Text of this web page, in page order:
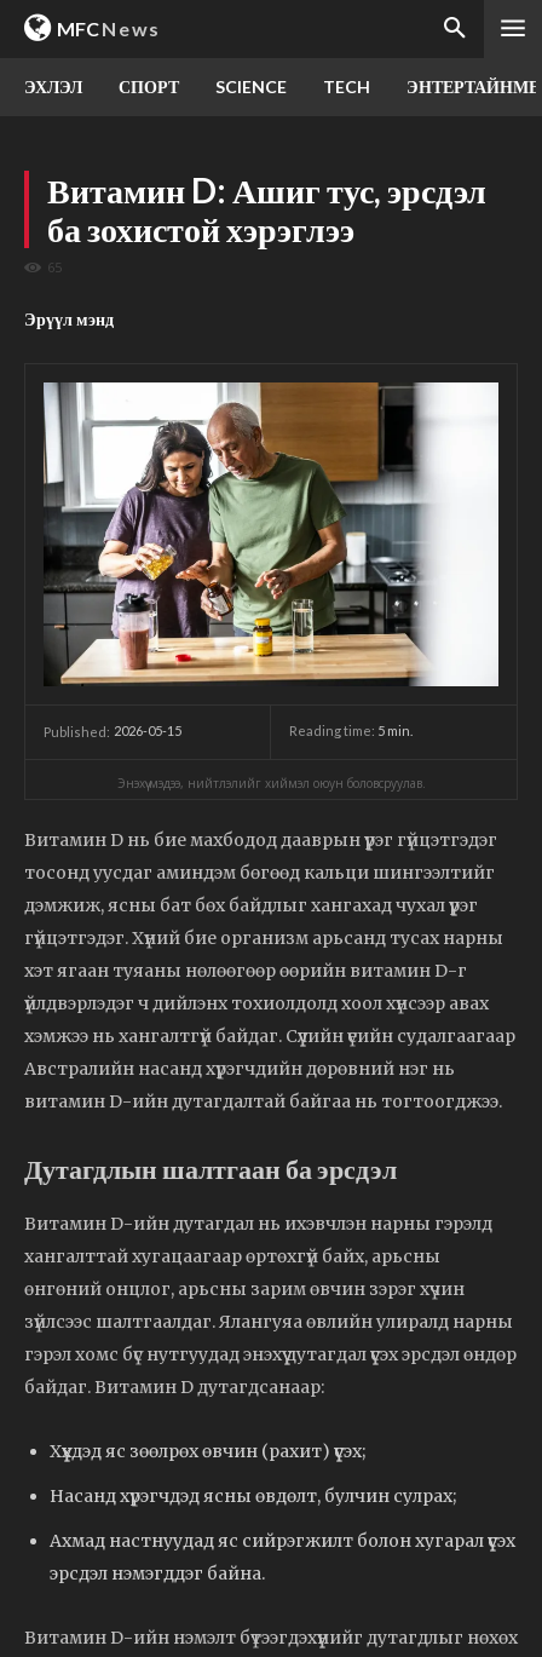
MFCNews
ЭХЛЭЛ СПОРТ SCIENCE TECH
Витамин D: Ашиг тус, эрсдэл
ба зохистой хэрэглээ
65
Эрүүл мэнд
Published: 2026-05-15 Reading time: 5 min.
Энэхүү мэдээ, нийтлэлийг хиймэл оюун боловсруулав.
Витамин D нь бие махбодод дааврын үүрэг гүйцэтгэдэг
тосонд уусдаг аминдэм бөгөөд кальци шингээлтийг
дэмжиж, ясны бат бөх байдлыг хангахад чухал үүрэг
гүйцэтгэдэг. Хүний бие организм арьсанд тусах нарны
хэт ягаан туяаны нөлөөгөөр өөрийн витамин D-г
үйлдвэрлэдэг ч дийлэнх тохиолдолд хоол хүнсээр авах
хэмжээ нь хангалтгүй байдаг. Сүүлийн үеийн судалгаагаар
Австралийн насанд хүрэгчдийн дөрөвний нэг нь
витамин D-ийн дутагдалтай байгаа нь тогтоогджээ.
Дутагдлын шалтгаан ба эрсдэл
Витамин D-ийн дутагдал нь ихэвчлэн нарны гэрэлд
хангалттай хугацаагаар өртөхгүй байх, арьсны
өнгөний онцлог, арьсны зарим өвчин зэрэг хүчин
зүйлсээс шалтгаалдаг. Ялангуяа өвлийн улиралд нарны
гэрэл хомс бүс нутгуудад энэхүү дутагдал үүсэх эрсдэл өндөр
байдаг. Витамин D дутагдсанаар:
Хүүхдэд яс зөөлрөх өвчин (рахит) үүсэх;
Насанд хүрэгчдэд ясны өвдөлт, булчин сулрах;
Ахмад настнуудад яс сийрэгжилт болон хугарал үүсэх
эрсдэл нэмэгддэг байна.
Витамин D-ийн нэмэлт бүтээгдэхүүнийг дутагдлыг нөхөх